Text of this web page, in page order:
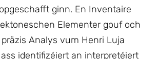
ginn. En Inventaire
Elementer gouf och
Analys vum Henri Luja
identifizéiert an interpretéiert